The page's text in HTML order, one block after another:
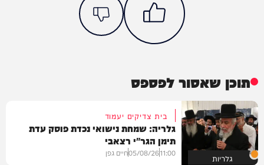
תוכן שאסור לפספס
גלריות
בית צדיקים יעמוד
גלריה: שמחת נישואי נכדת פוסק עדת
תימן הגר"י רצאבי
11:00
05/08/26חיים גפן